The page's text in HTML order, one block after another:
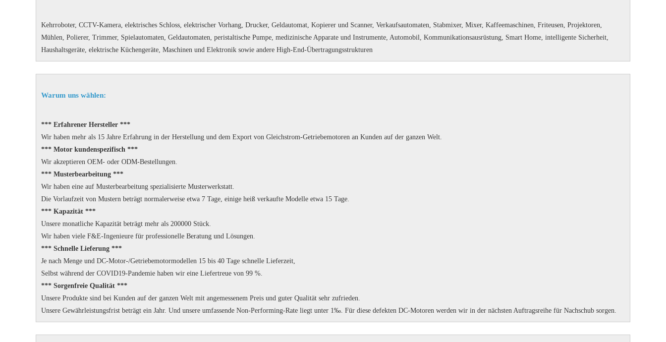
Kehrroboter, CCTV-Kamera, elektrisches Schloss, elektrischer Vorhang, Drucker, Geldautomat, Kopierer und Scanner, Verkaufsautomaten, Stabmixer, Mixer, Kaffeemaschinen, Friteusen, Projektoren,
Mühlen, Polierer, Trimmer, Spielautomaten, Geldautomaten, peristaltische Pumpe, medizinische Apparate und Instrumente, Automobil, Kommunikationsausrüstung, Smart Home, intelligente Sicherheit,
Haushaltsgeräte, elektrische Küchengeräte, Maschinen und Elektronik sowie andere High-End-Übertragungsstrukturen
Warum uns wählen:
*** Erfahrener Hersteller ***
Wir haben mehr als 15 Jahre Erfahrung in der Herstellung und dem Export von Gleichstrom-Getriebemotoren an Kunden auf der ganzen Welt.
*** Motor kundenspezifisch ***
Wir akzeptieren OEM- oder ODM-Bestellungen.
*** Musterbearbeitung ***
Wir haben eine auf Musterbearbeitung spezialisierte Musterwerkstatt.
Die Vorlaufzeit von Mustern beträgt normalerweise etwa 7 Tage, einige heiß verkaufte Modelle etwa 15 Tage.
*** Kapazität ***
Unsere monatliche Kapazität beträgt mehr als 200000 Stück.
Wir haben viele F&E-Ingenieure für professionelle Beratung und Lösungen.
*** Schnelle Lieferung ***
Je nach Menge und DC-Motor-/Getriebemotormodellen 15 bis 40 Tage schnelle Lieferzeit,
Selbst während der COVID19-Pandemie haben wir eine Liefertreue von 99 %.
*** Sorgenfreie Qualität ***
Unsere Produkte sind bei Kunden auf der ganzen Welt mit angemessenem Preis und guter Qualität sehr zufrieden.
Unsere Gewährleistungsfrist beträgt ein Jahr. Und unsere umfassende Non-Performing-Rate liegt unter 1‰. Für diese defekten DC-Motoren werden wir in der nächsten Auftragsreihe für Nachschub sorgen.